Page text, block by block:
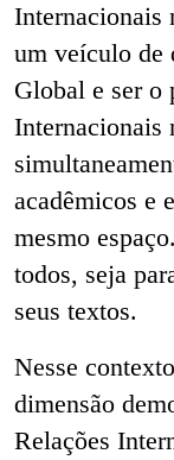
Internacionais
um veículo de
Global e ser o
Internacionais
acadêmicos e
mesmo
todos, seja
seus textos.
Nesse
dimensão
Relações